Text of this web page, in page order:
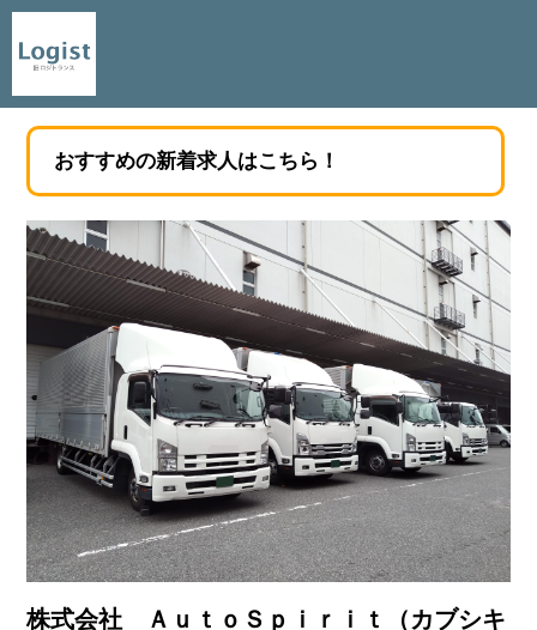
おすすめの新着求人はこちら！
株式会社 ＡｕｔｏＳｐｉｒｉｔ（カブシキ